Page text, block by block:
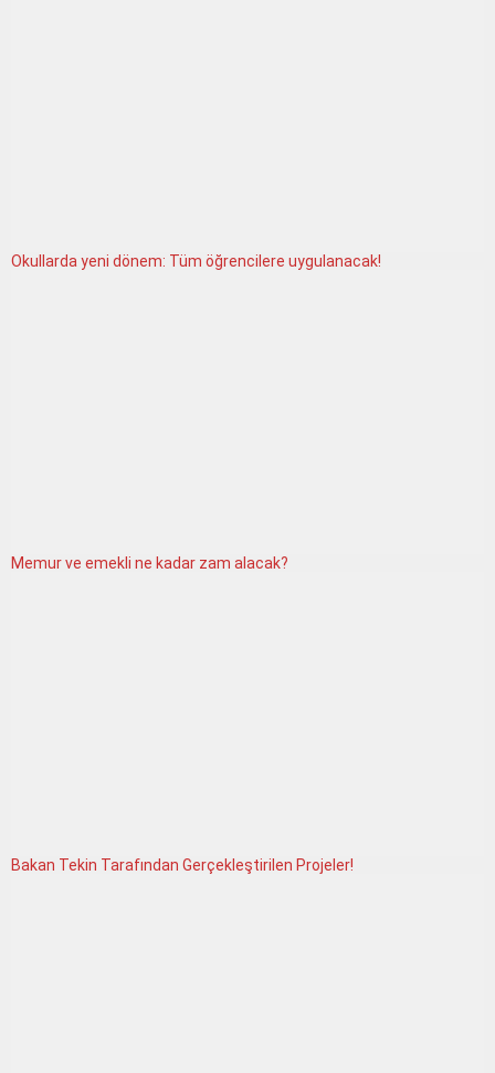
Okullarda yeni dönem: Tüm öğrencilere uygulanacak!
Memur ve emekli ne kadar zam alacak?
Bakan Tekin Tarafından Gerçekleştirilen Projeler!